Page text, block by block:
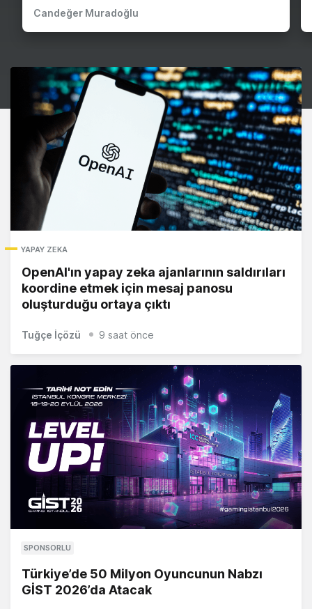
Candeğer Muradoğlu
YAPAY ZEKA
OpenAI'ın yapay zeka ajanlarının saldırıları
koordine etmek için mesaj panosu
oluşturduğu ortaya çıktı
Tuğçe İçözü 9 saat önce
SPONSORLU
Türkiye’de 50 Milyon Oyuncunun Nabzı
GİST 2026’da Atacak